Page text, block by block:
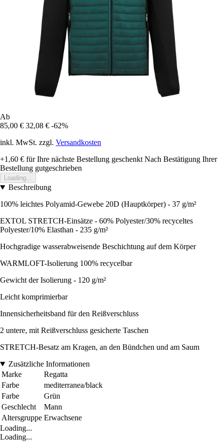
Ab
85,00 € 32,08 € -62%
inkl. MwSt. zzgl. Versandkosten
+1,60 € für Ihre nächste Bestellung geschenkt Nach Bestätigung Ihrer
Bestellung gutgeschrieben
Loading...
Beschreibung
100% leichtes Polyamid-Gewebe 20D (Hauptkörper) - 37 g/m²
EXTOL STRETCH-Einsätze - 60% Polyester/30% recyceltes
Polyester/10% Elasthan - 235 g/m²
Hochgradige wasserabweisende Beschichtung auf dem Körper
WARMLOFT-Isolierung 100% recycelbar
Gewicht der Isolierung - 120 g/m²
Leicht komprimierbar
Innensicherheitsband für den Reißverschluss
2 untere, mit Reißverschluss gesicherte Taschen
STRETCH-Besatz am Kragen, an den Bündchen und am Saum
Zusätzliche Informationen
Marke
Regatta
Farbe
mediterranea/black
Farbe
Grün
Geschlecht
Mann
Altersgruppe Erwachsene
Loading...
Loading...